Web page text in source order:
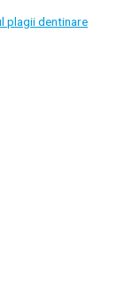
plagii dentinare